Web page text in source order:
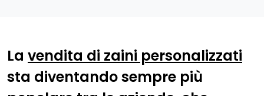
La vendita di zaini personalizzati
sta diventando sempre più